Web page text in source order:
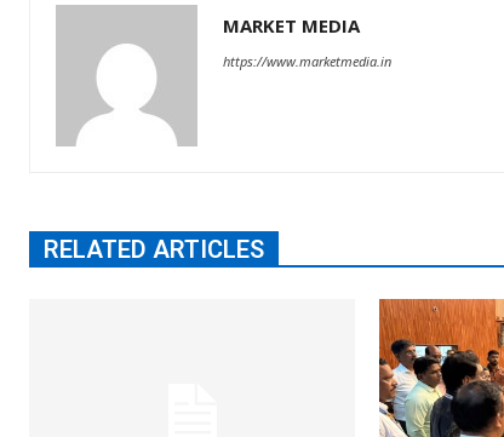
MARKET MEDIA
https://www.marketmedia.in
RELATED ARTICLES